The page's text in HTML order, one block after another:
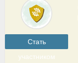
Cтать
участником